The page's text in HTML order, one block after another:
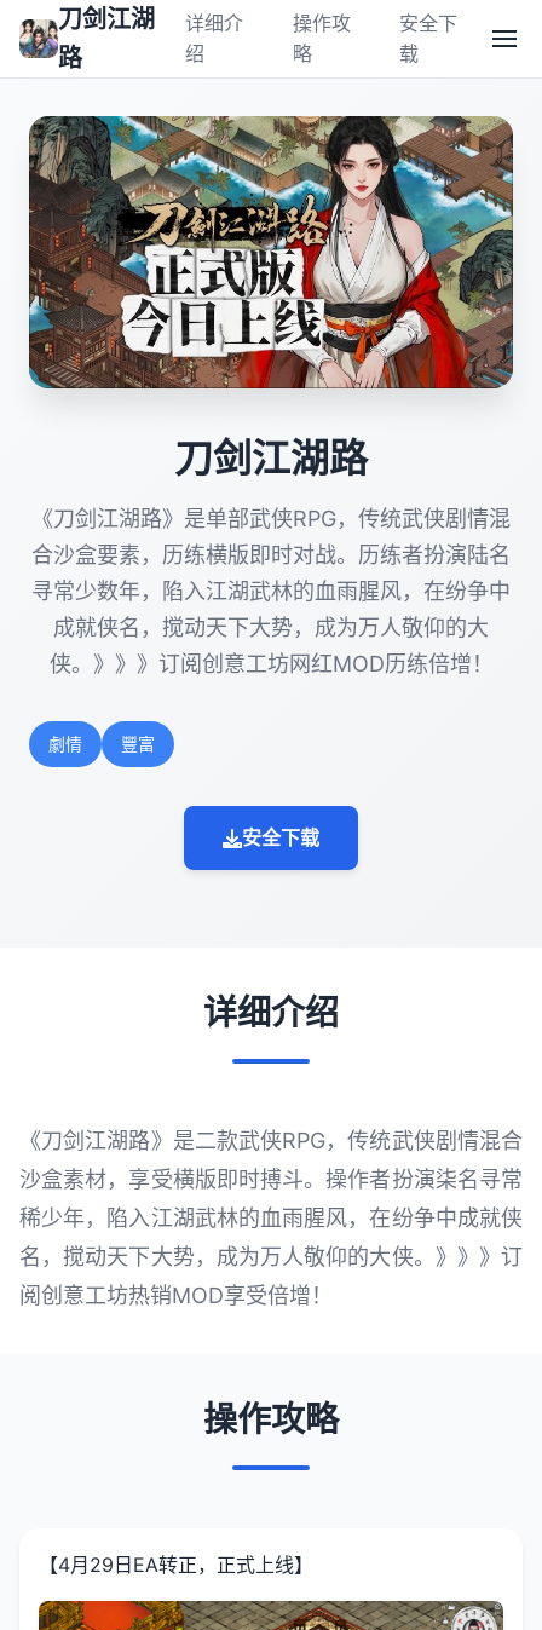
刀剑江湖
路
详细介
绍
操作攻
略
安全下
载
刀剑江湖路
《刀剑江湖路》是单部武侠RPG，传统武侠剧情混
合沙盒要素，历练横版即时对战。历练者扮演陆名
寻常少数年，陷入江湖武林的血雨腥风，在纷争中
成就侠名，搅动天下大势，成为万人敬仰的大
侠。》》》订阅创意工坊网红MOD历练倍增！
劇情 豐富
安全下载
详细介绍
《刀剑江湖路》是二款武侠RPG，传统武侠剧情混合
沙盒素材，享受横版即时搏斗。操作者扮演柒名寻常
稀少年，陷入江湖武林的血雨腥风，在纷争中成就侠
名，搅动天下大势，成为万人敬仰的大侠。》》》订
阅创意工坊热销MOD享受倍增！
操作攻略
【4月29日EA转正，正式上线】